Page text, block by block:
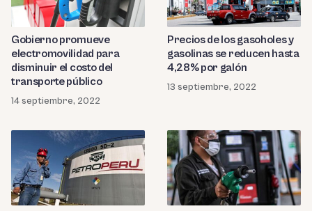
Gobierno promueve
electromovilidad para
disminuir el costo del
transporte público
14 septiembre, 2022
Precios de los gasoholes y
gasolinas se reducen hasta
4,28% por galón
13 septiembre, 2022